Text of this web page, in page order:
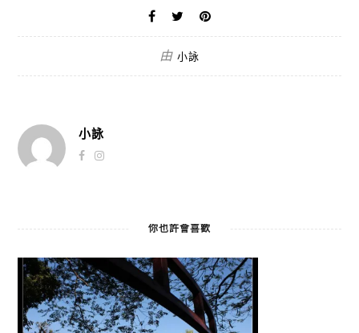
由 小詠
小詠
你也許會喜歡